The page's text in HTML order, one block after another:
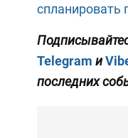
спланировать
Telegram и
последних